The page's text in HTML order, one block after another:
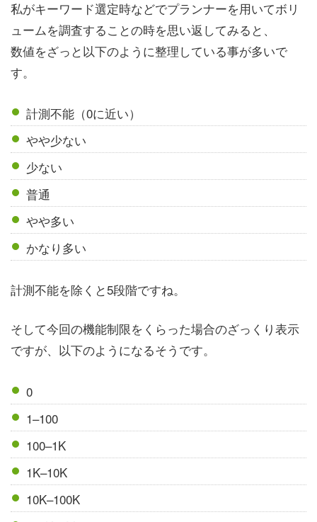
私がキーワード選定時などでプランナーを用いてボリ
ュームを調査することの時を思い返してみると、
数値をざっと以下のように整理している事が多いで
す。
計測不能（0に近い）
やや少ない
少ない
普通
やや多い
かなり多い
計測不能を除くと5段階ですね。
そして今回の機能制限をくらった場合のざっくり表示
ですが、以下のようになるそうです。
0
1–100
100–1K
1K–10K
10K–100K